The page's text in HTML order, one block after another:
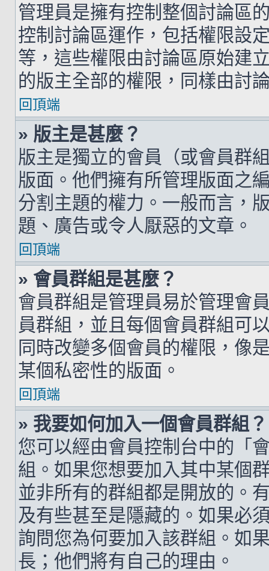
管理員是擁有控制整個討論區
控制討論區運作，包括權限設
等，這些權限由討論區原始建
的版主全部的權限，同樣由討
回頂端
» 版主是甚麼？
版主是獨立的會員（或會員群
版面。他們擁有所管理版面之
分割主題的權力。一般而言，
題、廣告或令人厭惡的文章。
回頂端
» 會員群組是甚麼？
會員群組是管理員易於管理會
員群組，並且每個會員群組可
同時改變多個會員的權限，像
某個私密性的版面。
回頂端
» 我要如何加入一個會員群組？
您可以經由會員控制台中的「
組。如果您想要加入其中某個
並非所有的群組都是開放的。
及有些甚至是隱藏的。如果必
詢問您為何要加入該群組。如
長；他們將有自己的理由。